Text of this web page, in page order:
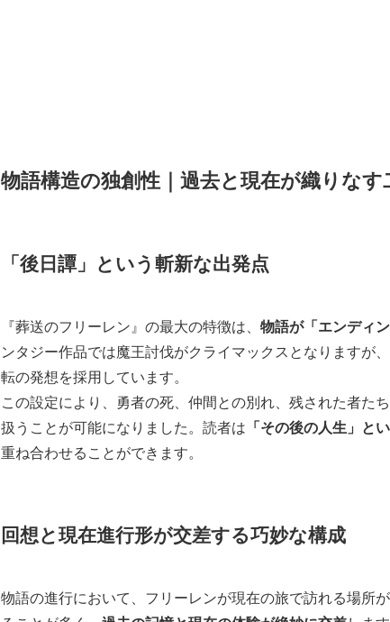
物語構造の独創性｜過去と現在が織りなす
「後日譚」という斬新な出発点
『葬送のフリーレン』の最大の特徴は、 物語が「エンディ
ンタジー作品では魔王討伐がクライマックスとなりますが
転の発想を採用しています。
この設定により、勇者の死、仲間との別れ、残された者た
扱うことが可能になりました。読者は 「その後の人生」と
重ね合わせることができます。
回想と現在進行形が交差する巧妙な構成
物語の進行において、フリーレンが現在の旅で訪れる場所